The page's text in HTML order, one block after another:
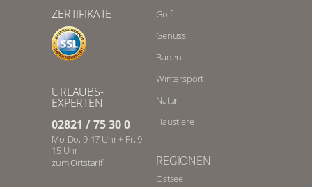
ZERTIFIKATE
URLAUBS-
EXPERTEN
02821 / 75 30 0
Mo-Do, 9-17 Uhr + Fr, 9-
15 Uhr
zum Ortstarif
Golf
Genuss
Baden
Wintersport
Natur
Haustiere
REGIONEN
Ostsee